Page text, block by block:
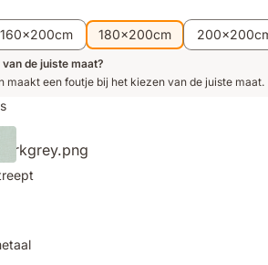
160x200cm 180x200cm
de juiste maat?
maakt een foutje bij het kiezen van de juiste maat.